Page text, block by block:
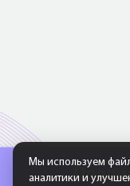
Мы используем
аналитики и